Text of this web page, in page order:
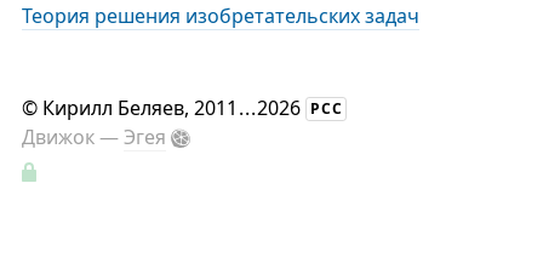
Теория решения изобретательских задач
© Кирилл Беляев, 2011 ...2026 РСС
Движок —Эгея